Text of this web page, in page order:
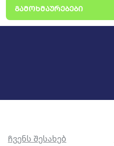
ᲒᲐᲛᲝᲮᲛᲐᲣᲠᲔᲑᲔᲑᲘ
Ჩვენს Შესახებ